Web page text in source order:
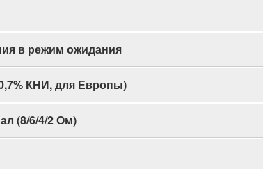
в режим ожидания
КНИ, для Европы)
(8/6/4/2 Ом)